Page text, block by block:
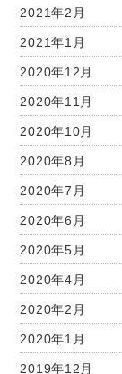
2021年2月
2021年1月
2020年12月
2020年11月
2020年10月
2020年8月
2020年7月
2020年6月
2020年5月
2020年4月
2020年2月
2020年1月
2019年12月